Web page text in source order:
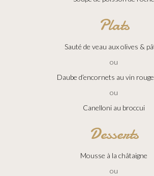
Plats
Sauté de veau aux olives &
ou
Daube d’encornets au vin
ou
Canelloni au broccui
Desserts
Mousse à la châtaigne
ou